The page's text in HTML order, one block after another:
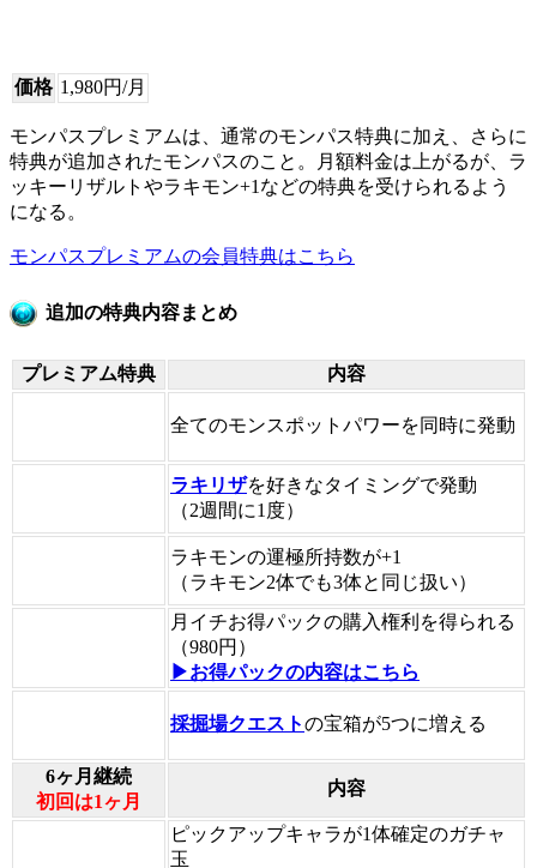
価格 1,980円/月
モンパスプレミアムは、通常のモンパス特典に加え、さらに
特典が追加されたモンパスのこと。月額料金は上がるが、ラ
ッキーリザルトやラキモン+1などの特典を受けられるよう
になる。
モンパスプレミアムの会員特典はこちら
追加の特典内容まとめ
プレミアム特典 内容
全てのモンスポットパワーを同時に発動
ラキリザを好きなタイミングで発動
（2週間に1度）
ラキモンの運極所持数が+1
（ラキモン2体でも3体と同じ扱い）
月イチお得パックの購入権利を得られる
（980円）
▶お得パックの内容はこちら
採掘場クエストの宝箱が5つに増える
6ヶ月継続
初回は1ヶ月
内容
ピックアップキャラが1体確定のガチャ
玉